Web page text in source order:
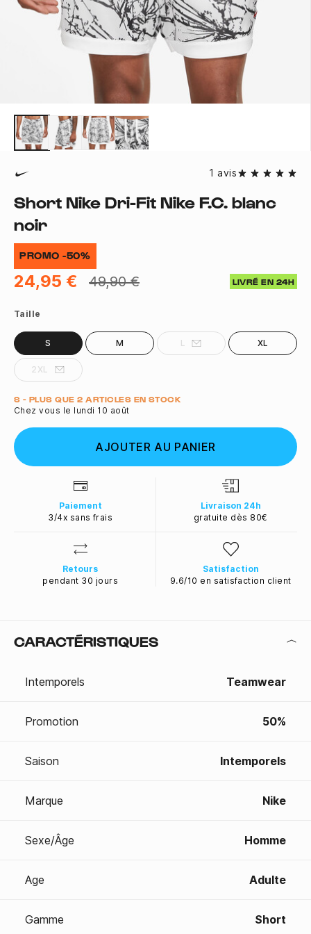
1 avis
Short Nike Dri-Fit Nike F.C. blanc
noir
PROMO -50%
24,95 € 49,90 € LIVRÉ EN 24H
Taille
S M L XL
2XL
Quantité
S - PLUS QUE 2 ARTICLES EN STOCK
Chez vous le lundi 10 août
AJOUTER AU PANIER
Paiement
3/4x sans frais
Livraison 24h
gratuite dès 80€
Retours
pendant 30 jours
Satisfaction
9.6/10 en satisfaction client
CARACTÉRISTIQUES
Intemporels Teamwear
Promotion 50%
Saison Intemporels
Marque Nike
Sexe/Âge Homme
Age Adulte
Gamme Short